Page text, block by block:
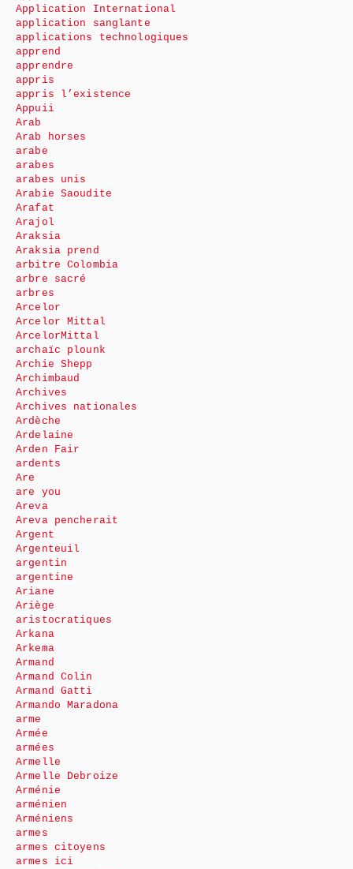
Application International
application sanglante
applications technologiques
apprend
apprendre
appris
appris l’existence
Appuii
Arab
Arab horses
arabe
arabes
arabes unis
Arabie Saoudite
Arafat
Arajol
Araksia
Araksia prend
arbitre Colombia
arbre sacré
arbres
Arcelor
Arcelor Mittal
ArcelorMittal
archaïc plounk
Archie Shepp
Archimbaud
Archives
Archives nationales
Ardèche
Ardelaine
Arden Fair
ardents
Are
are you
Areva
Areva pencherait
Argent
Argenteuil
argentin
argentine
Ariane
Ariège
aristocratiques
Arkana
Arkema
Armand
Armand Colin
Armand Gatti
Armando Maradona
arme
Armée
armées
Armelle
Armelle Debroize
Arménie
arménien
Arméniens
armes
armes citoyens
armes ici